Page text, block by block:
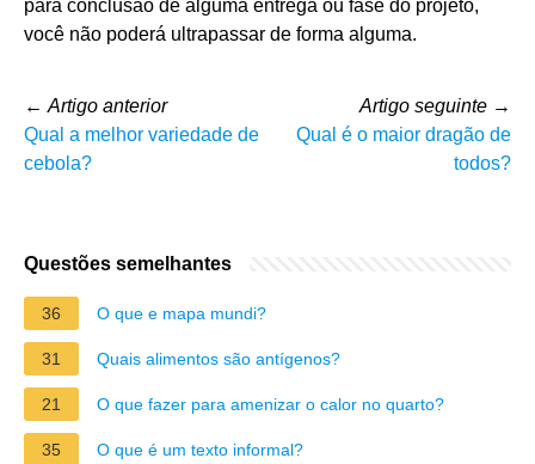
para conclusão de alguma entrega ou fase do projeto,
você não poderá ultrapassar de forma alguma.
← Artigo anterior
Qual a melhor variedade de
cebola?
Artigo seguinte →
Qual é o maior dragão de
todos?
Questões semelhantes
36 O que e mapa mundi?
31 Quais alimentos são antígenos?
21 O que fazer para amenizar o calor no quarto?
35 O que é um texto informal?